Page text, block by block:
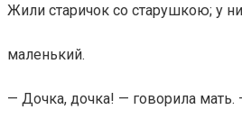
Жили старичок со старушкою; у
маленький.
— Дочка, дочка! — говорила